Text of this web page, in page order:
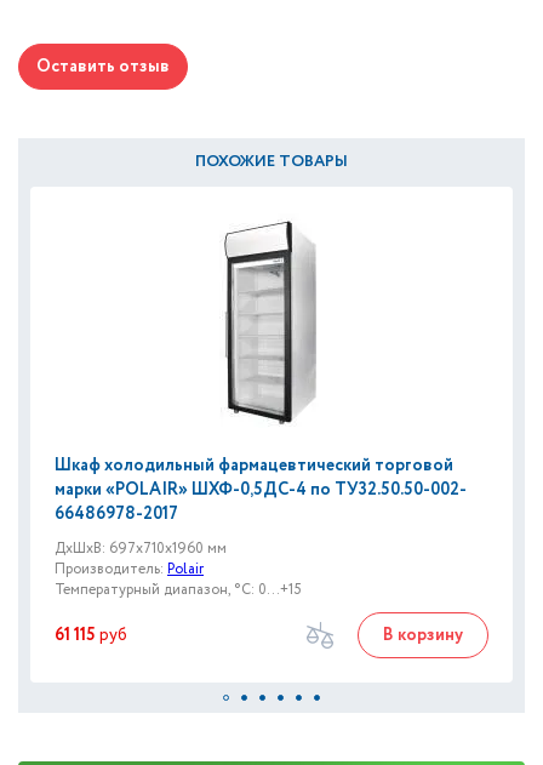
Оставить отзыв
ПОХОЖИЕ ТОВАРЫ
Шкаф холодильный фармацевтический торговой
марки «POLAIR» ШХФ-0,5ДС-4 по ТУ32.50.50-002-
66486978-2017
ДxШxВ: 697x710x1960 мм
Производитель: Polair
Температурный диапазон, °C: 0…+15
61 115 руб В корзину